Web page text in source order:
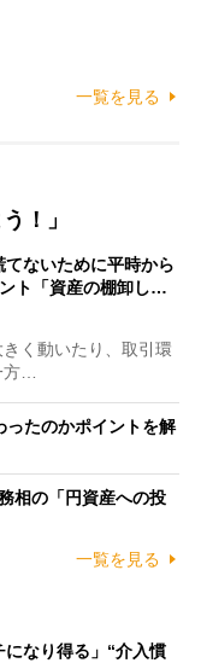
一覧を見る
！」
てないために平時から
ト「資産の棚卸し…
く動いたり、取引環
…
ったのかポイントを解
相の「円資産への投
一覧を見る
になり得る」“介入慣